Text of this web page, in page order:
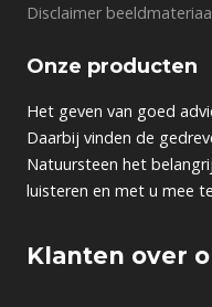
Disclaimer
Onze producten
Het geven van goed
Daarbij vinden de
Natuursteen het
luisteren en met u mee
Klanten over